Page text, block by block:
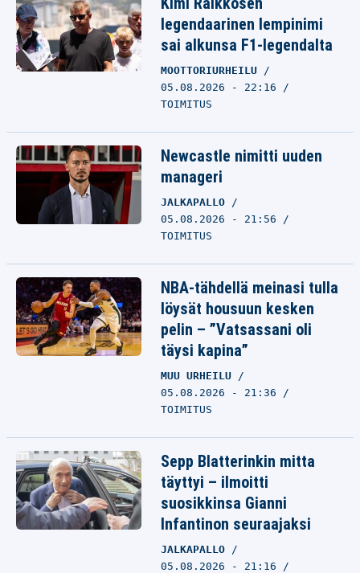
legendaarinen lempinimi
sai alkunsa F1-legendalta
MOOTTORIURHEILU
05.08.2026 - 22:16
TOIMITUS
Newcastle nimitti uuden
manageri
JALKAPALLO
05.08.2026 - 21:56
TOIMITUS
NBA-tähdellä meinasi tulla
löysät housuun kesken
pelin – ”Vatsassani oli
täysi kapina”
MUU URHEILU
05.08.2026 - 21:36
TOIMITUS
Sepp Blatterinkin mitta
täyttyi – ilmoitti
suosikkinsa Gianni
Infantinon seuraajaksi
JALKAPALLO
05.08.2026 - 21:16